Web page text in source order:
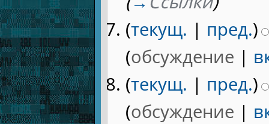
(текущ. | пред.)
(обсуждение |
(текущ. | пред.)
(обсуждение |